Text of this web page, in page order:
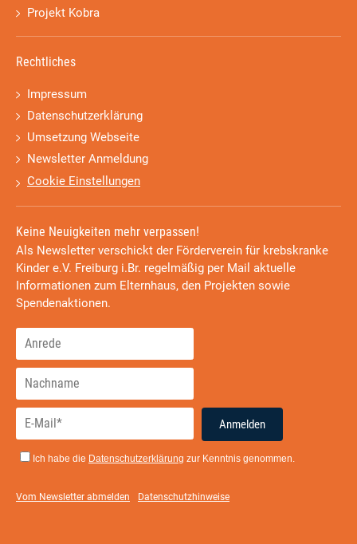
Projekt Kobra
Rechtliches
Impressum
Datenschutzerklärung
Umsetzung Webseite
Newsletter Anmeldung
Cookie Einstellungen
Keine Neuigkeiten mehr verpassen!
Als Newsletter verschickt der Förderverein für krebskranke
Kinder e.V. Freiburg i.Br. regelmäßig per Mail aktuelle
Informationen zum Elternhaus, den Projekten sowie
Spendenaktionen.
Anmelden
Ich habe die Datenschutzerklärung zur Kenntnis genommen.
Vom Newsletter abmelden Datenschutzhinweise